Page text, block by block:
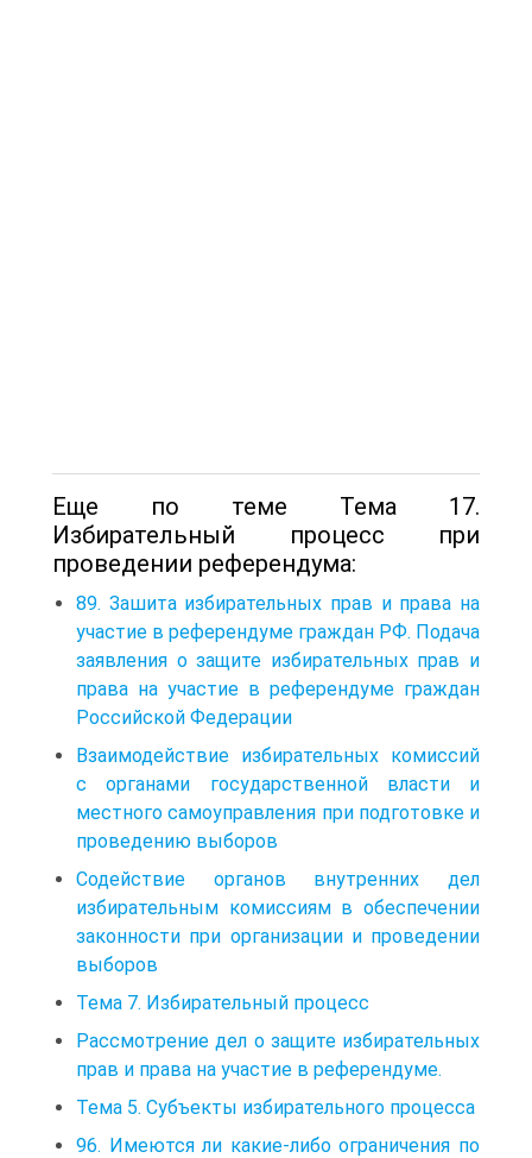
Еще по теме Тема 17.
Избирательный процесс при
проведении референдума:
89. Зашита избирательных прав и права на
участие в референдуме граждан РФ. Подача
заявления о защите избирательных прав и
права на участие в референдуме граждан
Российской Федерации
Взаимодействие избирательных комиссий
с органами государственной власти и
местного самоуправления при подготовке и
проведению выборов
Содействие органов внутренних дел
избирательным комиссиям в обеспечении
законности при организации и проведении
выборов
Тема 7. Избирательный процесс
Рассмотрение дел о защите избирательных
прав и права на участие в референдуме.
Тема 5. Субъекты избирательного процесса
96. Имеются ли какие-либо ограничения по